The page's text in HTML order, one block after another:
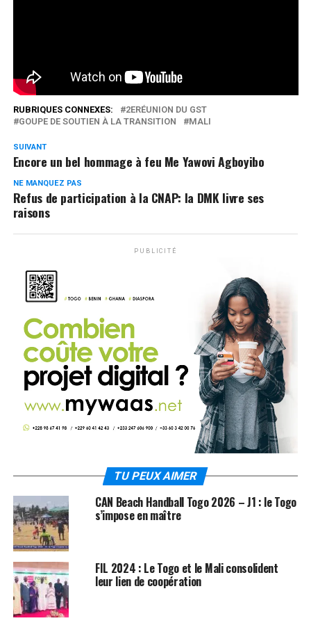
RUBRIQUES CONNEXES:
2ERÉUNION DU GST
GOUPE DE SOUTIEN À LA TRANSITION
MALI
SUIVANT
Encore un bel hommage à feu Me Yawovi Agboyibo
NE MANQUEZ PAS
Refus de participation à la CNAP: la DMK livre ses
raisons
PUBLICITÉ
TU PEUX AIMER
CAN Beach Handball Togo 2026 – J1 : le Togo
s’impose en maître
FIL 2024 : Le Togo et le Mali consolident
leur lien de coopération